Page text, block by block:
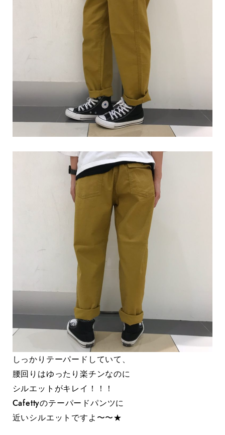
しっかりテーパードしていて、
腰回りはゆったり楽チンなのに
シルエットがキレイ！！！
Cafettyのテーパードパンツに
近いシルエットですよ〜〜★